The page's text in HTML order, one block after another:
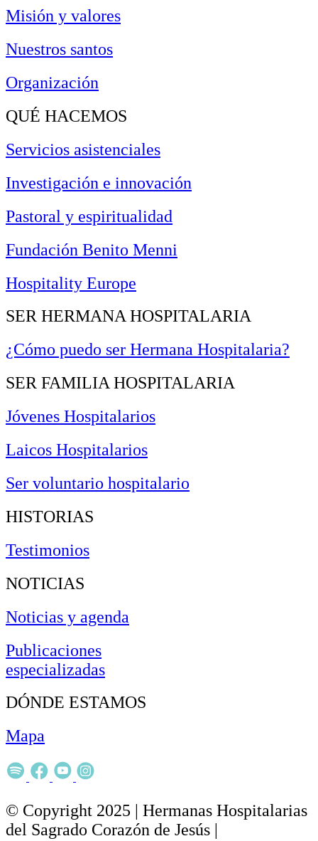
Misión y valores
Nuestros santos
Organización
QUÉ HACEMOS
Servicios asistenciales
Investigación e innovación
Pastoral y espiritualidad
Fundación Benito Menni
Hospitality Europe
SER HERMANA HOSPITALARIA
¿Cómo puedo ser Hermana Hospitalaria?
SER FAMILIA HOSPITALARIA
Jóvenes Hospitalarios
Laicos Hospitalarios
Ser voluntario hospitalario
HISTORIAS
Testimonios
NOTICIAS
Noticias y agenda
Publicaciones
especializadas
DÓNDE ESTAMOS
Mapa
© Copyright 2025 | Hermanas Hospitalarias
del Sagrado Corazón de Jesús |